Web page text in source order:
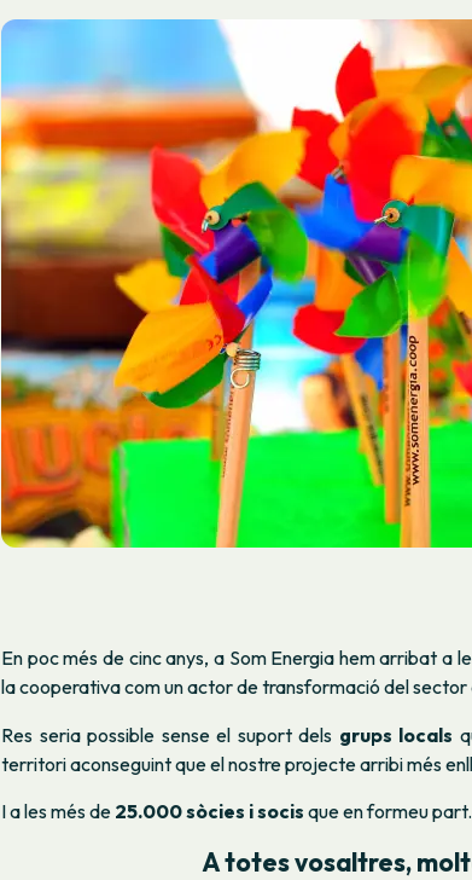
En poc més de cinc anys, a Som Energia hem arribat
la cooperativa com un actor de transformació del sector
Res seria possible sense el suport dels grups locals
territori aconseguint que el nostre projecte arribi més
I a les més de 25.000 sòcies i socis que en formeu part.
A totes vosaltres,